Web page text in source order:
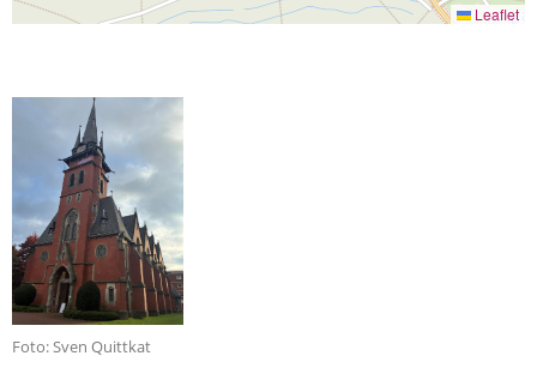
Leaflet
Foto: Sven Quittkat